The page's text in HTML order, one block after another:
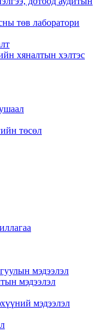
төв лаборатори
хяналтын хэлтэс
төсөл
мэдээлэл
мэдээлэл
мэдээлэл